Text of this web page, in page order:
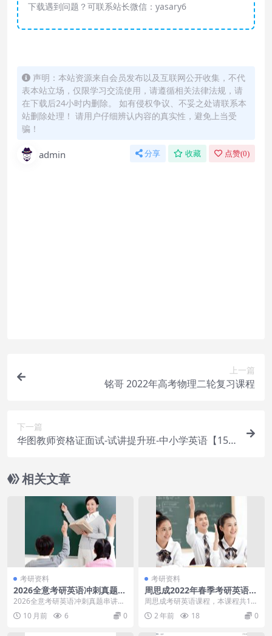
下载遇到问题？可联系站长微信：yasary6
声明：本站资源来自会员发布以及互联网公开收集，不代
表本站立场，仅限学习交流使用，请遵循相关法律法规，请
在下载后24小时内删除。 如有侵权争议、不妥之处请联系本
站删除处理！ 请用户仔细辨认内容的真实性，避免上当受
骗！
admin 分享 收藏 点赞(0)
上一篇
铭哥 2022年高考物理二轮复习课程
下一篇
华图教师资格证面试-试讲提升班-中小学英语【15
相关文章
考研资料
2026全意考研英语冲刺真题串
讲
2026全意考研英语冲刺真题串讲，
2026全意考研英语冲刺真题串讲目
录：00.冲...
10 月前 6 0
考研资料
周思成2022年春季考研英语系
统口语第四季课程
周思成考研英语课程，本课程共18.
3GB，VIP会员可通过百度网盘转存
下载或者在...
2 年前 18 0